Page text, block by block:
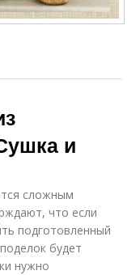
и
сложным
что если
подготовленный
будет
нужно